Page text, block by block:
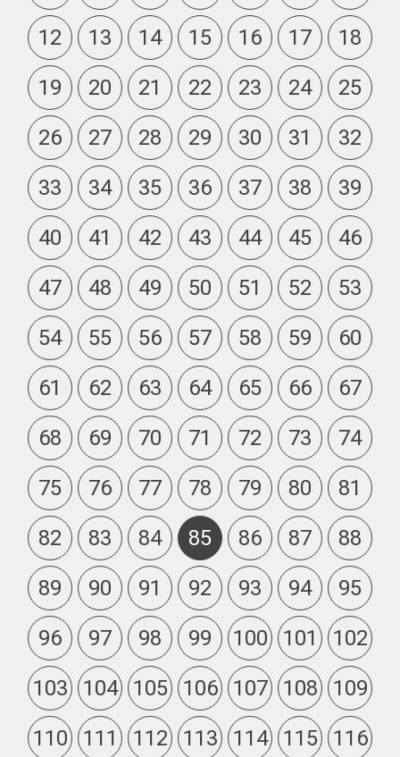
12
13 14 15 16 17
18
19
20 21 22 23 24
25
26
27 28 29 30 31
32
33
34 35 36 37 38
39
40
41 42 43 44 45
46
47
48 49 50 51 52
53
54
55 56 57 58 59
60
61
62 63 64 65 66
67
68
69 70 71 72 73
74
75
76 77 78 79 80
81
82
83 84 85 86 87
88
89
90 91 92 93 94
95
96
97 98 99 100 101
102
103
104 105 106 107 108
109
110
111 112 113 114 115
116